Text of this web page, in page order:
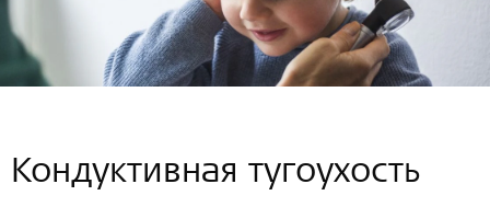
Кондуктивная тугоухость